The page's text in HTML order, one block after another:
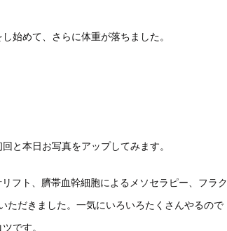
始めて、さらに体重が落ちました。
と本日お写真をアップしてみます。
フト、臍帯血幹細胞によるメソセラピー、フラク
ただきました。一気にいろいろたくさんやるので
です。